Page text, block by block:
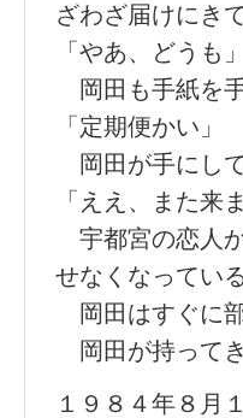
ざわざ届けにき
「やあ、どうも」
岡田も手紙を
「定期便かい」
岡田が手にし
「ええ、また来
宇都宮の恋人
せなくなっている
岡田はすぐに
岡田が持って
１９８４年８月